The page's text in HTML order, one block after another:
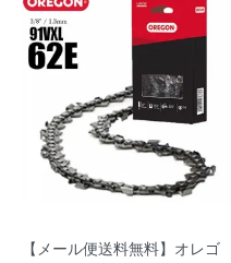
【メール便送料無料】オレゴ